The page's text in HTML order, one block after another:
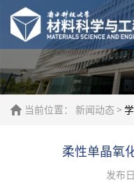
当前位置： 新闻动态 >
柔性单晶氧
发布